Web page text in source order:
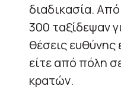
διαδικασία.
300 ταξίδεψαν
θέσεις ευθύνης
είτε από πόλη
κρατών.